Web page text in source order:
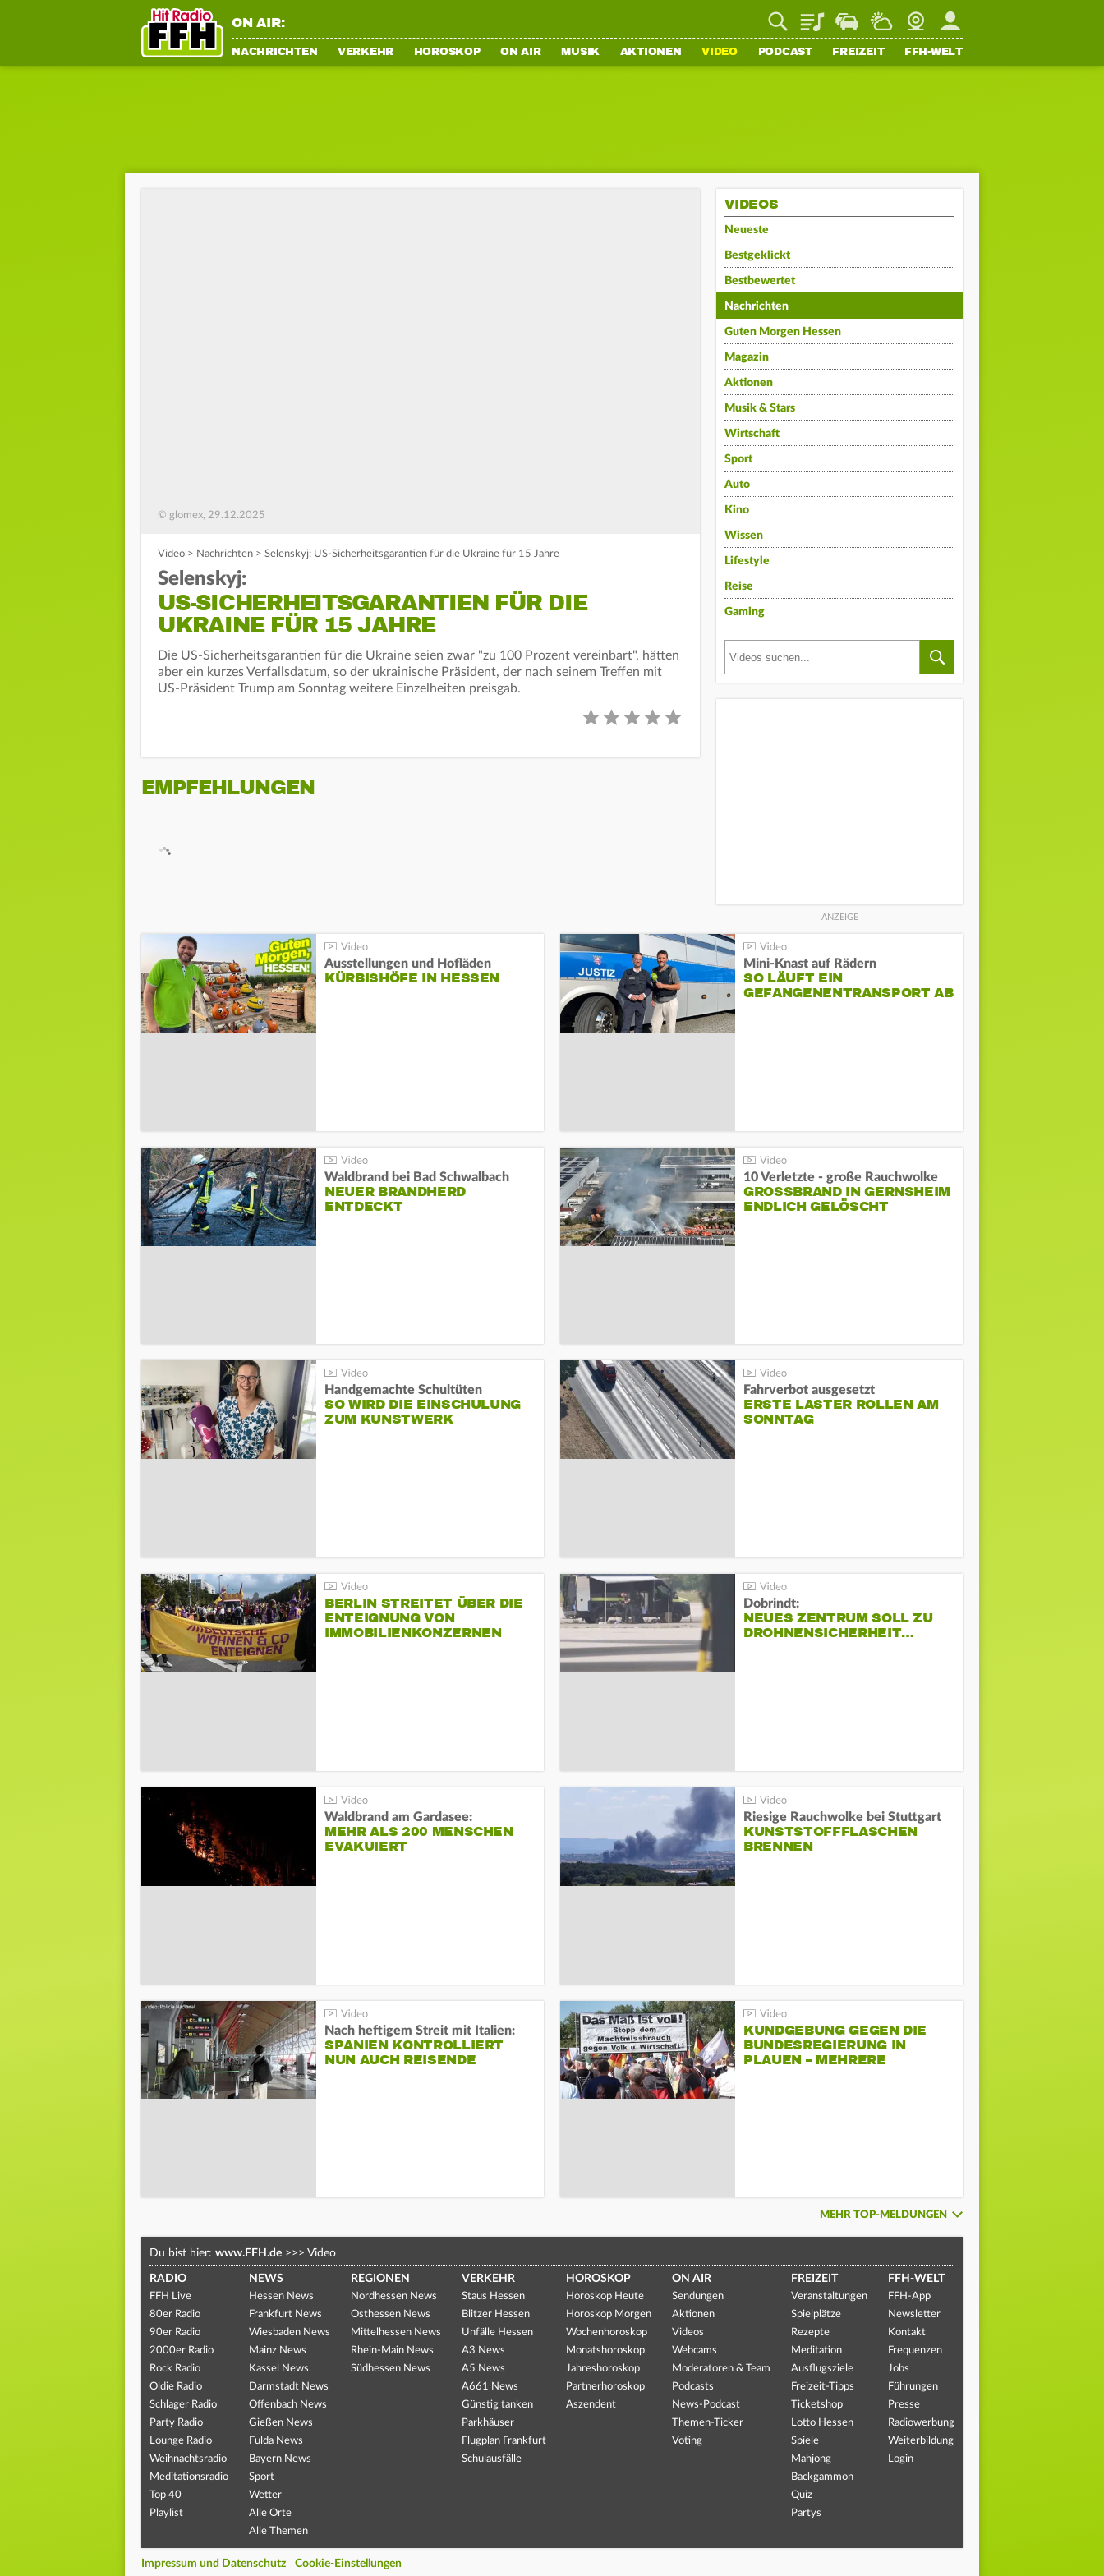
ON AIR: PlaylistStaupilotWetterWebcamMein FFH
NACHRICHTEN VERKEHR HOROSKOP ON AIR MUSIK AKTIONEN VIDEO PODCAST FREIZEIT FFH-WELT
© glomex, 29.12.2025
Video > Nachrichten > Selenskyj: US-Sicherheitsgarantien für die Ukraine für 15 Jahre
Selenskyj:
US-SICHERHEITSGARANTIEN FÜR DIE
UKRAINE FÜR 15 JAHRE
Die US-Sicherheitsgarantien für die Ukraine seien zwar "zu 100 Prozent vereinbart", hätten
aber ein kurzes Verfallsdatum, so der ukrainische Präsident, der nach seinem Treffen mit
US-Präsident Trump am Sonntag weitere Einzelheiten preisgab.
EMPFEHLUNGEN
VIDEOS
Neueste
Bestgeklickt
Bestbewertet
Nachrichten
Guten Morgen Hessen
Magazin
Aktionen
Musik & Stars
Wirtschaft
Sport
Auto
Kino
Wissen
Lifestyle
Reise
Gaming
Ausstellungen und Hofläden
KÜRBISHÖFE IN HESSEN
Mini-Knast auf Rädern
SO LÄUFT EIN
GEFANGENENTRANSPORT AB
Waldbrand bei Bad Schwalbach
NEUER BRANDHERD
ENTDECKT
10 Verletzte - große Rauchwolke
GROSSBRAND IN GERNSHEIM E
NDLICH GELÖSCHT
Handgemachte Schultüten
SO WIRD DIE EINSCHULUNG
ZUM KUNSTWERK
Fahrverbot ausgesetzt
ERSTE LASTER ROLLEN AM
SONNTAG
BERLIN STREITET ÜBER DIE
ENTEIGNUNG VON
IMMOBILIENKONZERNEN
Dobrindt:
NEUES ZENTRUM SOLL ZU
DROHNENSICHERHEIT…
Waldbrand am Gardasee:
MEHR ALS 200 MENSCHEN
EVAKUIERT
Riesige Rauchwolke bei Stuttgart
KUNSTSTOFFFLASCHEN
BRENNEN
Nach heftigem Streit mit Italien:
SPANIEN KONTROLLIERT
NUN AUCH REISENDE
KUNDGEBUNG GEGEN DIE
BUNDESREGIERUNG IN
PLAUEN – MEHRERE
MEHR TOP-MELDUNGEN
Du bist hier: www.FFH.de >>> Video
RADIO
FFH Live
80er Radio
90er Radio
2000er Radio
Rock Radio
Oldie Radio
Schlager Radio
Party Radio
Lounge Radio
Weihnachtsradio
Meditationsradio
Top 40
Playlist
NEWS
Hessen News
Frankfurt News
Wiesbaden News
Mainz News
Kassel News
Darmstadt News
Offenbach News
Gießen News
Fulda News
Bayern News
Sport
Wetter
Alle Orte
Alle Themen
REGIONEN
Nordhessen News
Osthessen News
Mittelhessen News
Rhein-Main News
Südhessen News
VERKEHR
Staus Hessen
Blitzer Hessen
Unfälle Hessen
A3 News
A5 News
A661 News
Günstig tanken
Parkhäuser
Flugplan Frankfurt
Schulausfälle
HOROSKOP
Horoskop Heute
Horoskop Morgen
Wochenhoroskop
Monatshoroskop
Jahreshoroskop
Partnerhoroskop
Aszendent
ON AIR
Sendungen
Aktionen
Videos
Webcams
Moderatoren & Team
Podcasts
News-Podcast
Themen-Ticker
Voting
FREIZEIT
Veranstaltungen
Spielplätze
Rezepte
Meditation
Ausflugsziele
Freizeit-Tipps
Ticketshop
Lotto Hessen
Spiele
Mahjong
Backgammon
Quiz
Partys
FFH-WELT
FFH-App
Newsletter
Kontakt
Frequenzen
Jobs
Führungen
Presse
Radiowerbung
Weiterbildung
Login
Impressum und Datenschutz Cookie-Einstellungen